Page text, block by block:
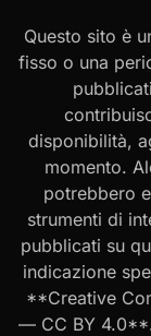
Questo sito è
fisso o una
disponibilità,
momento.
potrebbero
strumenti di
pubblicati su
indicazione
**Creative
— CC BY